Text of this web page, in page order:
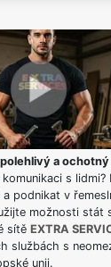
a
s lidmi?
podnikat v
možnosti stát
sítě EXTRA
službách s
unii.